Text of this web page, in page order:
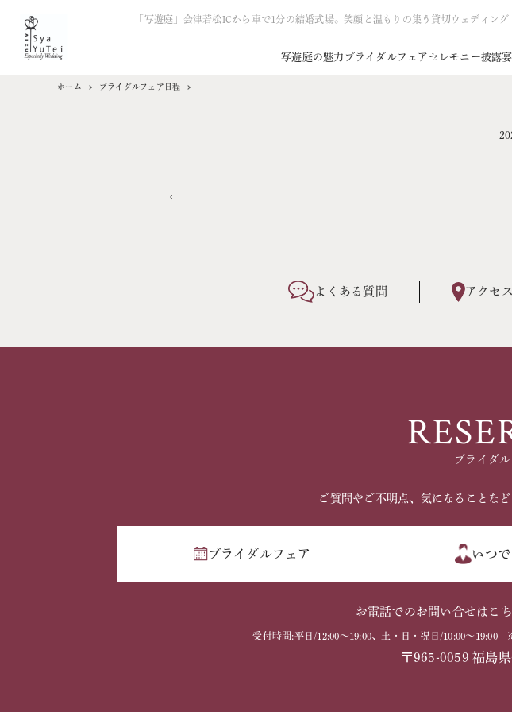
「写遊庭」会津若松ICから車で1分の結婚式場。笑顔と温もりの集う貸切ウェディング
写遊庭の魅力 ブライダルフェア セレモニー披露
ホーム ブライダルフェア日程
よくある質問 アクセス
ブライダ
ご質問やご不明点、気になることな
ブライダルフェア いつ
お電話でのお問い合せはこ
受付時間:平日/12:00～19:00、土・日・祝日/10:00～19:00
〒965-0059 福島